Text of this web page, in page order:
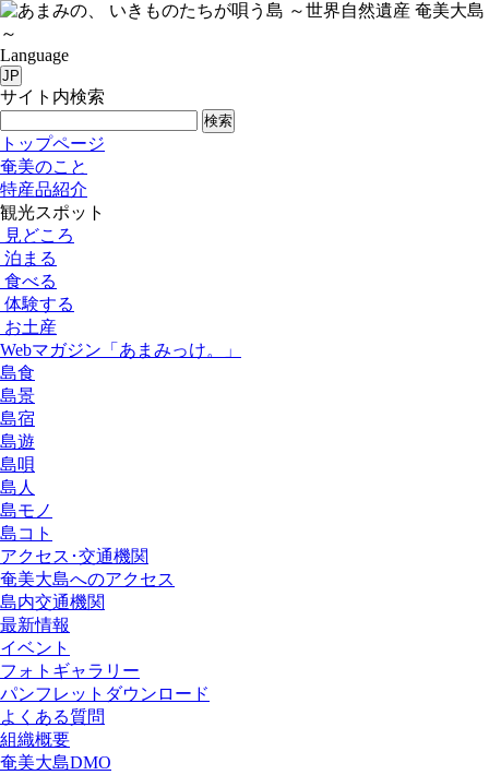
いきものたちが唄う島 ～世界自然遺産 奄美大島
～
Language
JP
サイト内検索
検索
トップページ
奄美のこと
特産品紹介
観光スポット
見どころ
泊まる
食べる
体験する
お土産
Webマガジン「あまみっけ。」
島食
島景
島宿
島遊
島唄
島人
島モノ
島コト
アクセス･交通機関
奄美大島へのアクセス
島内交通機関
最新情報
イベント
フォトギャラリー
パンフレットダウンロード
よくある質問
組織概要
奄美大島DMO